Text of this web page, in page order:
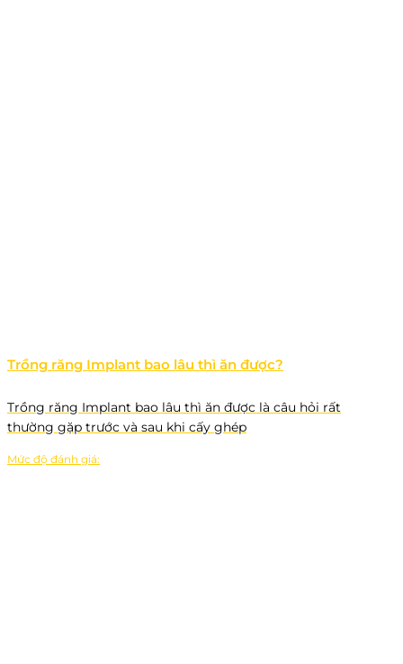
Trồng răng Implant bao lâu thì ăn được?
Trồng răng Implant bao lâu thì ăn được là câu hỏi rất
thường gặp trước và sau khi cấy ghép
Mức độ đánh giá: